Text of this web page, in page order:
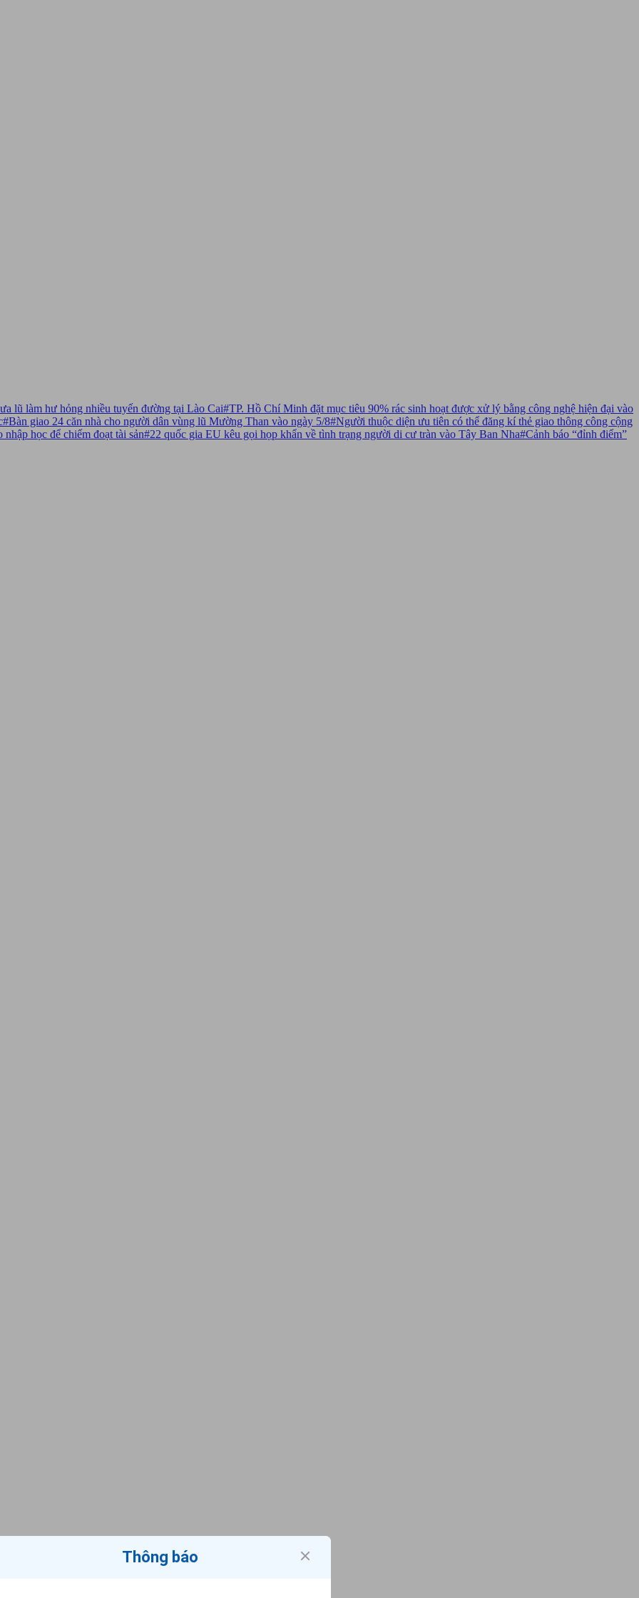
lũ làm hư hỏng nhiều tuyến đường tại Lào Cai#TP. Hồ Chí Minh đặt mục tiêu 90% rác sinh hoạt được xử lý bằng công nghệ hiện đại vào
#Bàn giao 24 căn nhà cho người dân vùng lũ Mường Than vào ngày 5/8#Người thuộc diện ưu tiên có thể đăng kí thẻ giao thông công cộng
học để chiếm đoạt tài sản#22 quốc gia EU kêu gọi họp khẩn về tình trạng người di cư tràn vào Tây Ban Nha#Cảnh báo “đỉnh điểm”
Thông báo